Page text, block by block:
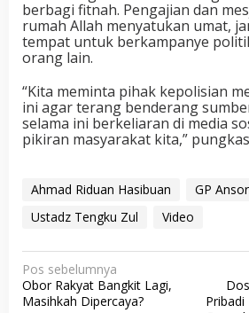
berbagi fitnah. Pengajian dan
rumah Allah menyatukan umat,
tempat untuk berkampanye
orang lain.
“Kita meminta pihak kepolisian
ini agar terang benderang
selama ini berkeliaran di media
pikiran masyarakat kita,”
Ahmad Riduan Hasibuan GP Ansor
Ustadz Tengku Zul
Video
N
a
Pos sebelumnya
Obor Rakyat Bangkit Lagi,
Masihkah Dipercaya?
Pribadi